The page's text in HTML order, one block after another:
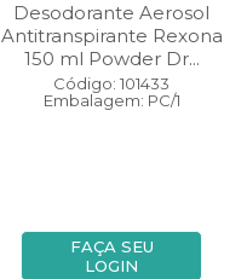
Desodorante Aerosol
Antitranspirante Rexona
150 ml Powder Dr...
Código: 101433
Embalagem: PC/1
FAÇA SEU
LOGIN